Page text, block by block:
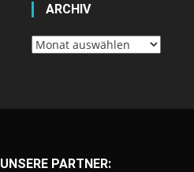
ARCHIV
Archiv
UNSERE PARTNER: